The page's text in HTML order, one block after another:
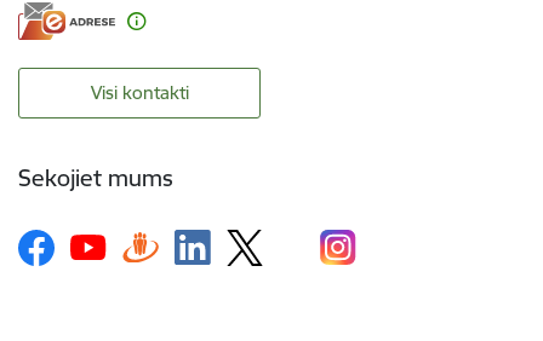
Visi kontakti
Sekojiet mums